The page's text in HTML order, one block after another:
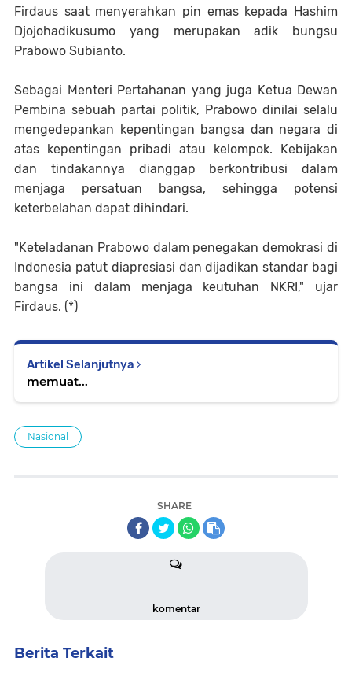
Firdaus saat menyerahkan pin emas kepada Hashim
Djojohadikusumo yang merupakan adik bungsu
Prabowo Subianto.
Sebagai Menteri Pertahanan yang juga Ketua Dewan
Pembina sebuah partai politik, Prabowo dinilai selalu
mengedepankan kepentingan bangsa dan negara di
atas kepentingan pribadi atau kelompok. Kebijakan
dan tindakannya dianggap berkontribusi dalam
menjaga persatuan bangsa, sehingga potensi
keterbelahan dapat dihindari.
"Keteladanan Prabowo dalam penegakan demokrasi di
Indonesia patut diapresiasi dan dijadikan standar bagi
bangsa ini dalam menjaga keutuhan NKRI," ujar
Firdaus. (*)
Artikel Selanjutnya
memuat...
Nasional
SHARE
komentar
Berita Terkait